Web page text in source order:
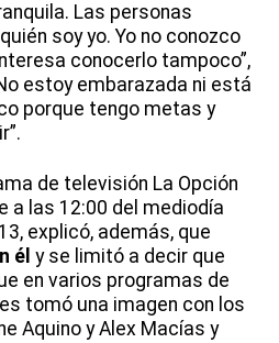
Las personas
soy yo. Yo no conozco
conocerlo tampoco”,
estoy embarazada ni está
porque tengo metas y
de televisión La Opción
a las 12:00 del mediodía
explicó, además, que
él y se limitó a decir que
en varios programas de
tomó una imagen con los
Aquino y Alex Macías y